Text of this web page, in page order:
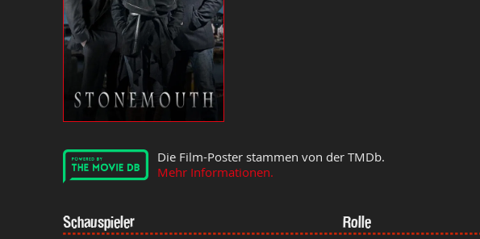
Die Film-Poster stammen von der TMDb.
Mehr Informationen.
Schauspieler Rolle